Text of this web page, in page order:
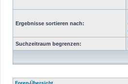
Ergebnisse sortieren nach:
Suchzeitraum begrenzen:
Foren-Übersicht